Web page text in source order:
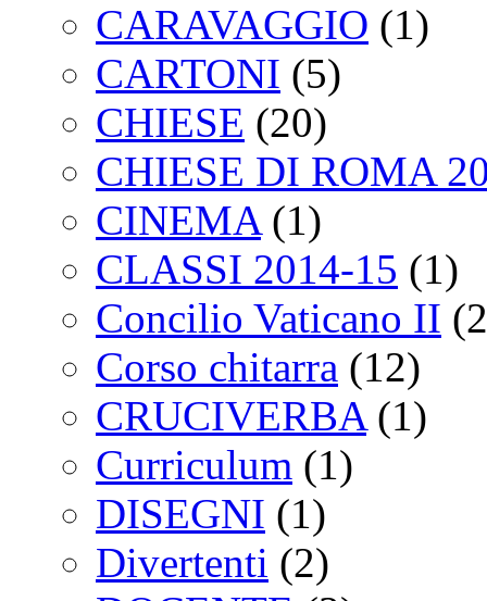
CARAVAGGIO (1)
CARTONI (5)
CHIESE (20)
CHIESE DI ROMA
CINEMA(1)
CLASSI 2014-15 (1)
Concilio Vaticano II
Corso chitarra (12)
CRUCIVERBA(1)
Curriculum (1)
DISEGNI (1)
Divertenti (2)